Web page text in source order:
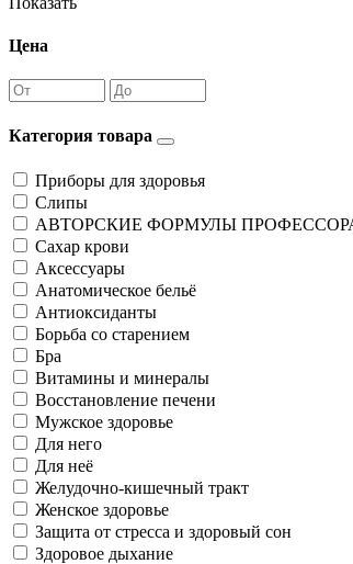
Цена
Категория товара
Приборы для здоровья
Слипы
АВТОРСКИЕ ФОРМУЛЫ
Сахар крови
Аксессуары
Анатомическое бельё
Антиоксиданты
Борьба со старением
Бра
Витамины и минералы
Восстановление печени
Мужское здоровье
Для него
Для неё
Желудочно-кишечный тракт
Женское здоровье
Защита от стресса и здоровый сон
Здоровое дыхание